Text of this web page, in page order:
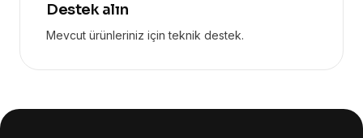
Destek alın
Mevcut ürünleriniz için teknik destek.